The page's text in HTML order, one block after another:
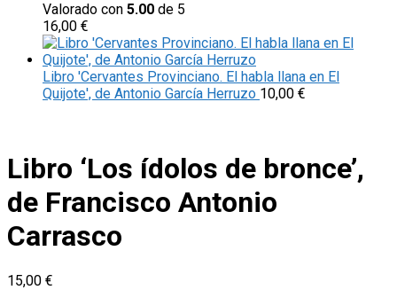
Valorado con 5.00 de 5
16,00 €
Libro 'Cervantes Provinciano. El habla llana en El
Quijote', de Antonio García Herruzo 10,00 €
Libro ‘Los ídolos de bronce’,
de Francisco Antonio
Carrasco
15,00 €